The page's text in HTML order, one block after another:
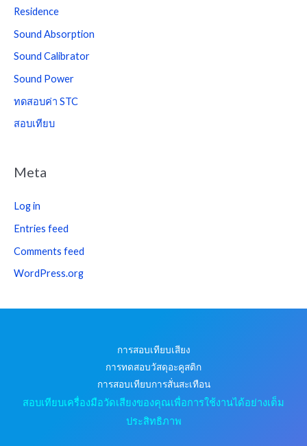
Residence
Sound Absorption
Sound Calibrator
Sound Power
ทดสอบค่า STC
สอบเทียบ
Meta
Log in
Entries feed
Comments feed
WordPress.org
การสอบเทียบเสียง
การทดสอบวัสดุอะคูสติก
การสอบเทียบการสั่นสะเทือน
สอบเทียบเครื่องมือวัดเสียงของคุณเพื่อการใช้งานได้อย่างเต็ม
ประสิทธิภาพ